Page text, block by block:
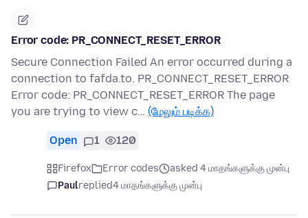
Error code: PR_CONNECT_RESET_ERROR
Secure Connection Failed An error occurred during a
connection to fafda.to. PR_CONNECT_RESET_ERROR
Error code: PR_CONNECT_RESET_ERROR The page
you are trying to view c… (மேலும் படிக்க)
Open 1 120
Firefox Error codes
asked 4 மாதங்களுக்கு முன்பு
Paulreplied4 மாதங்களுக்கு முன்பு